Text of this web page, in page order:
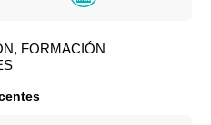
FORMACIÓN